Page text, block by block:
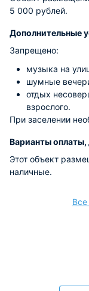
5 000 рублей.
Дополнительные
Запрещено:
музыка на
шумные
отдых
взрослого.
При заселении
Варианты оплаты,
Этот объект
наличные.